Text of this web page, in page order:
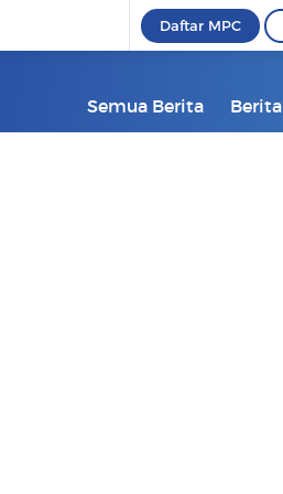
Daftar MPC
Semua Berita Berita